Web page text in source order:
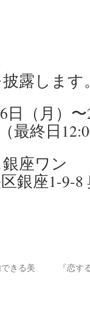
露します
日（月）
最終日
座ワン
銀座1-9-
きる美
『恋